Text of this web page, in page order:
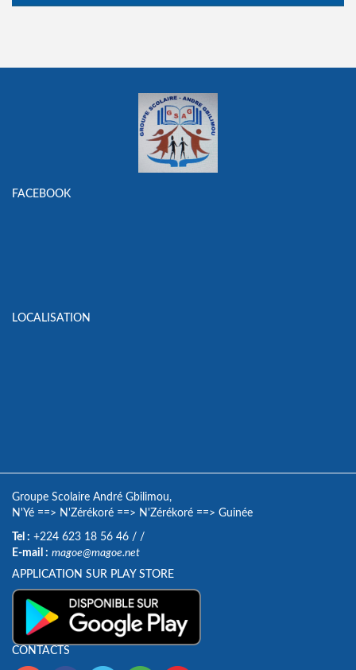
FACEBOOK
LOCALISATION
Groupe Scolaire André Gbilimou,
N'Yé ==> N'Zérékoré ==> N'Zérékoré ==> Guinée
Tel : +224 623 18 56 46 / /
E-mail : magoe@magoe.net
APPLICATION SUR PLAY STORE
CONTACTS